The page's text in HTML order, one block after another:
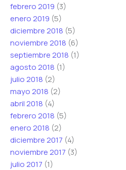
febrero 2019 (3)
enero 2019 (5)
diciembre 2018 (5)
noviembre 2018 (6)
septiembre 2018 (1)
agosto 2018 (1)
julio 2018 (2)
mayo 2018 (2)
abril 2018 (4)
febrero 2018 (5)
enero 2018 (2)
diciembre 2017 (4)
noviembre 2017 (3)
julio 2017 (1)